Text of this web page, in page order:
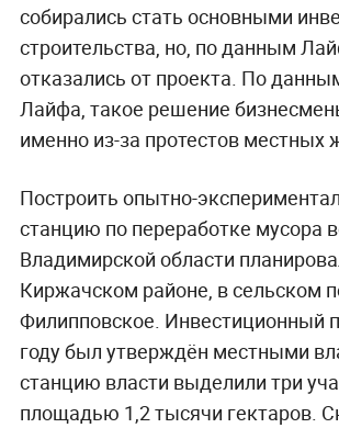
собирались стать основными
строительства, но, по данным
отказались от проекта. По
Лайфа, такое решение
именно из-за протестов местных
Построить опытно-
станцию по переработке мусора
Владимирской области
Киржачском районе, в сельском
Филипповское. Инвестиционный
году был утверждён местными
станцию власти выделили три
площадью 1,2 тысячи гектаров.